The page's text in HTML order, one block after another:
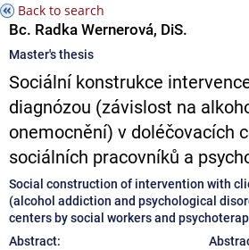
Back to search
Bc. Radka Wernerová, DiS.
Master's thesis
Sociální konstrukce
diagnózou (závislost na
onemocnění) v doléčovacích
sociálních pracovníků a
Social construction of intervention with
(alcohol addiction and psychological
centers by social workers and
Abstract: